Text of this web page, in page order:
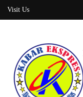
Visit Us